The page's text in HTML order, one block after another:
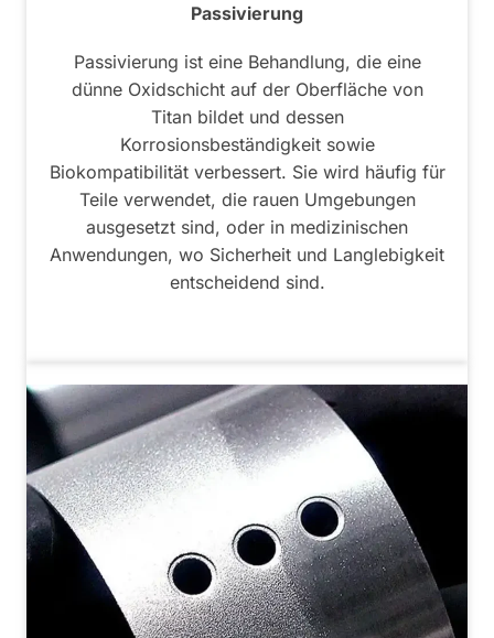
Passivierung
Passivierung ist eine Behandlung, die eine
dünne Oxidschicht auf der Oberfläche von
Titan bildet und dessen
Korrosionsbeständigkeit sowie
Biokompatibilität verbessert. Sie wird häufig für
Teile verwendet, die rauen Umgebungen
ausgesetzt sind, oder in medizinischen
Anwendungen, wo Sicherheit und Langlebigkeit
entscheidend sind.